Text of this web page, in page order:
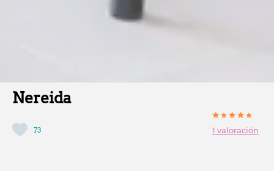
Nereida
73 1 valoración